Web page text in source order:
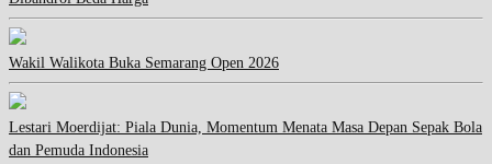
Wakil Walikota Buka Semarang Open 2026
Lestari Moerdijat: Piala Dunia, Momentum Menata Masa Depan Sepak Bola
dan Pemuda Indonesia